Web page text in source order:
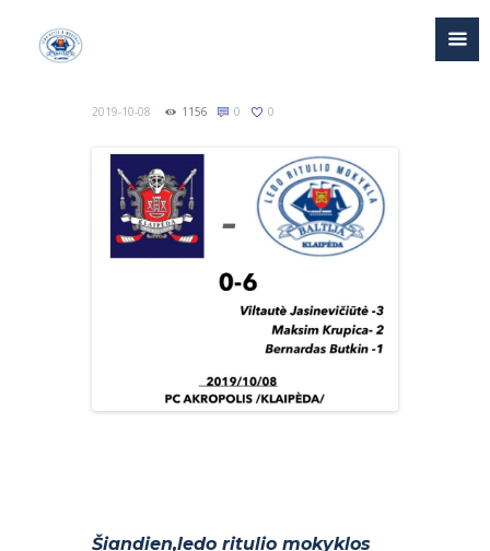
2019-10-08 1156 0 0
Šiandien,ledo ritulio mokyklos